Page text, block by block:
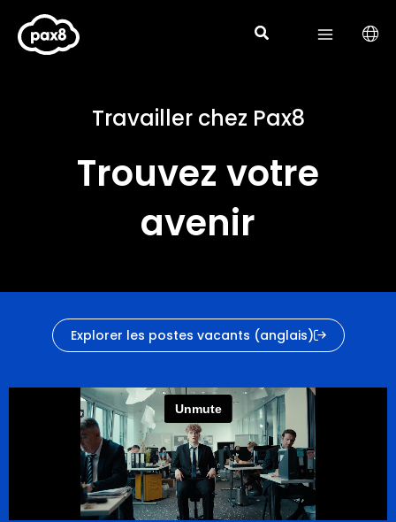
contenu
Travailler chez Pax8
Trouvez votre
avenir
Explorer les postes vacants (anglais)